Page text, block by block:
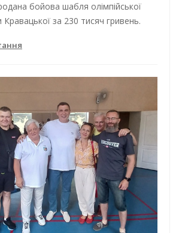
бойова шабля олімпійської
за 230 тисяч гривень.